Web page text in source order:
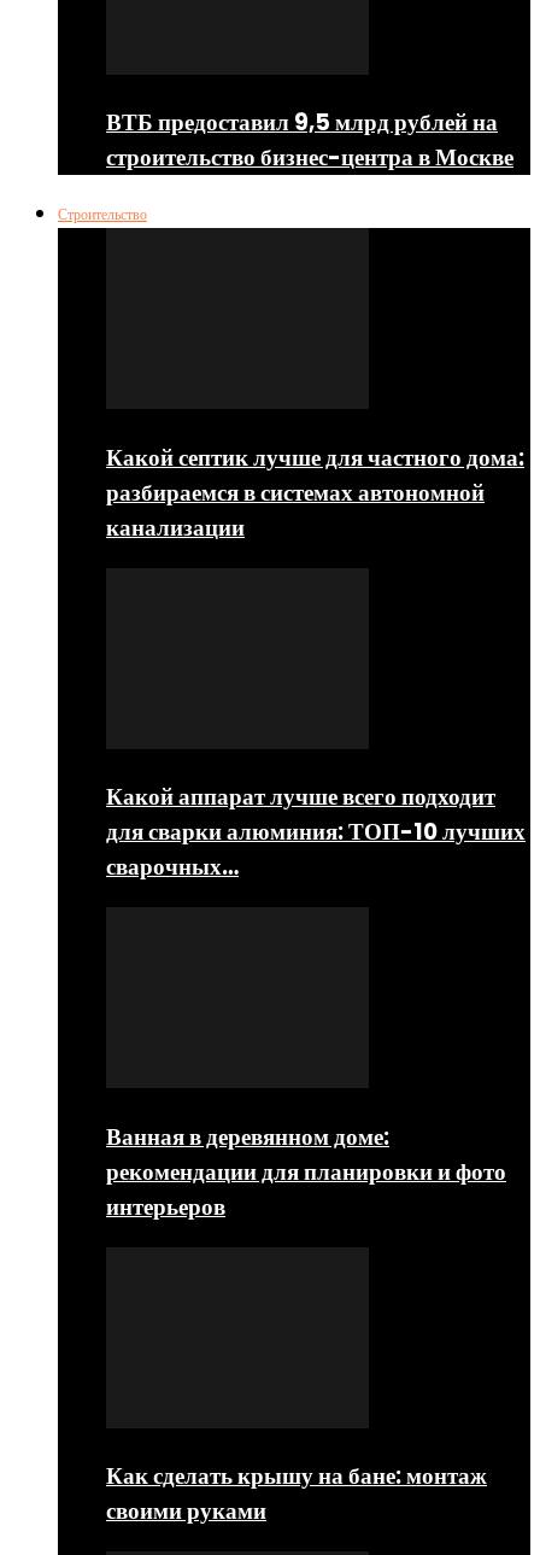
ВТБ предоставил 9,5 млрд рублей на
строительство бизнес-центра в Москве
Строительство
Какой септик лучше для частного дома:
разбираемся в системах автономной
канализации
Какой аппарат лучше всего подходит
для сварки алюминия: ТОП-10 лучших
сварочных…
Ванная в деревянном доме:
рекомендации для планировки и фото
интерьеров
Как сделать крышу на бане: монтаж
своими руками